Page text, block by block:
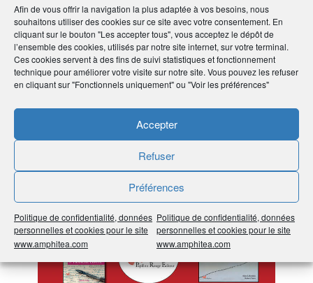
Afin de vous offrir la navigation la plus adaptée à vos besoins, nous
souhaitons utiliser des cookies sur ce site avec votre consentement. En
cliquant sur le bouton "Les accepter tous", vous acceptez le dépôt de
l’ensemble des cookies, utilisés par notre site internet, sur votre terminal.
Ces cookies servent à des fins de suivi statistiques et fonctionnement
technique pour améliorer votre visite sur notre site. Vous pouvez les refuser
en cliquant sur "Fonctionnels uniquement" ou "Voir les préférences"
Accepter
Refuser
Préférences
Politique de confidentialité, données
personnelles et cookies pour le site
www.amphitea.com
Politique de confidentialité, données
personnelles et cookies pour le site
www.amphitea.com
Accueil>Club annonces>Toutes les annonces
Édition de livres (1 annonce)
#Occitanie
#Édition de livres